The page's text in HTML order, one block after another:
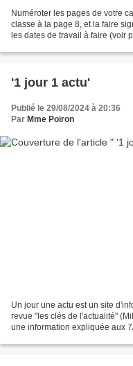
Numéroter les pages de votre
classe à la page 8, et la faire
les dates de travail à faire (voir
'1 jour 1 actu'
Publié le 29/08/2024 à 20:36
Par Mme Poiron
Un jour une actu est un site
revue "les clés de l'actualité"
une information expliquée aux